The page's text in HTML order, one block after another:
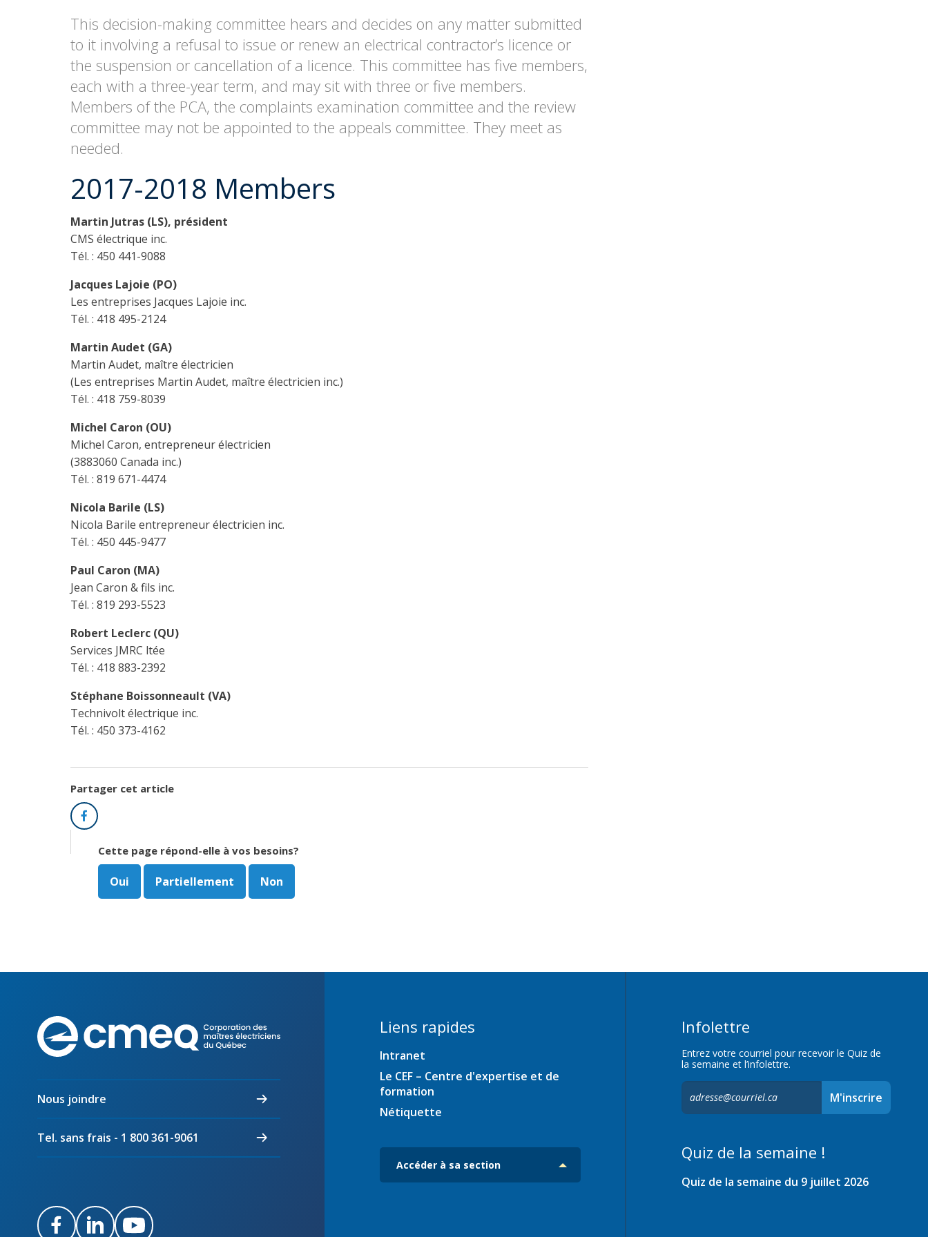
This decision-making committee hears and decides on any matter submitted
to it involving a refusal to issue or renew an electrical contractor’s licence or
the suspension or cancellation of a licence. This committee has five members,
each with a three-year term, and may sit with three or five members.
Members of the PCA, the complaints examination committee and the review
committee may not be appointed to the appeals committee. They meet as
needed.
2017-2018 Members
Martin Jutras (LS), président
CMS électrique inc.
Tél. : 450 441-9088
Jacques Lajoie (PO)
Les entreprises Jacques Lajoie inc.
Tél. : 418 495-2124
Martin Audet (GA)
Martin Audet, maître électricien
(Les entreprises Martin Audet, maître électricien inc.)
Tél. : 418 759-8039
Michel Caron (OU)
Michel Caron, entrepreneur électricien
(3883060 Canada inc.)
Tél. : 819 671-4474
Nicola Barile (LS)
Nicola Barile entrepreneur électricien inc.
Tél. : 450 445-9477
Paul Caron (MA)
Jean Caron & fils inc.
Tél. : 819 293-5523
Robert Leclerc (QU)
Services JMRC ltée
Tél. : 418 883-2392
Stéphane Boissonneault (VA)
Technivolt électrique inc.
Tél. : 450 373-4162
Partager cet article
Facebook
Cette page répond-elle à vos besoins?
Oui Partiellement Non
des
Nous joindre
Tel. sans frais - 1 800 361-9061
FacebookLinkedInYoutube
Liens rapides
Intranet
Le CEF – Centre d'expertise et de
formation
Nétiquette
Accéder à sa section
Infolettre
Entrez votre courriel pour recevoir le Quiz de
la semaine et l’infolettre.
S'inscrire
M'inscrire
Quiz de la semaine !
Quiz de la semaine du 9 juillet 2026